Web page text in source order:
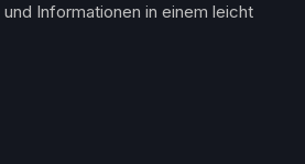
Informationen in einem leicht